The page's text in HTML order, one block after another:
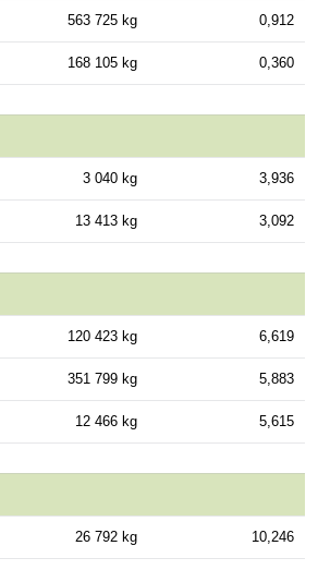
563 725 kg 0,912
168 105 kg 0,360
3 040 kg 3,936
13 413 kg 3,092
120 423 kg 6,619
351 799 kg 5,883
12 466 kg 5,615
26 792 kg 10,246